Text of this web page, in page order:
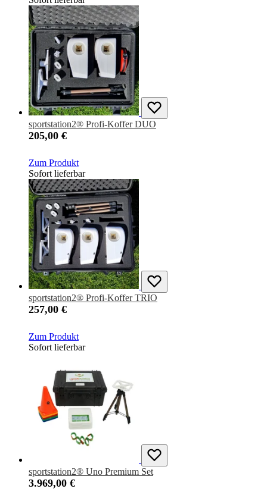
sportstation2® Profi-Koffer DUO
205,00 €
Zum Produkt
Sofort lieferbar
sportstation2® Profi-Koffer TRIO
257,00 €
Zum Produkt
Sofort lieferbar
sportstation2® Uno Premium Set
3.969,00 €